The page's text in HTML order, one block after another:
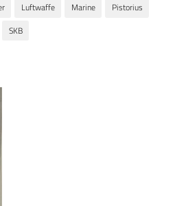
Luftwaffe Marine
Pistorius
SKB